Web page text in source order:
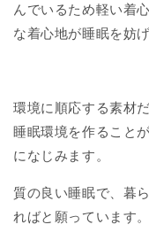
んでいるため軽い着
な着心地が睡眠を妨
環境に順応する素材
睡眠環境を作ること
になじみます。
質の良い睡眠で、暮
ればと願っています。